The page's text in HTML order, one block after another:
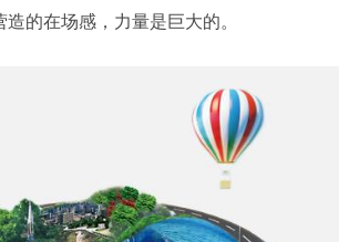
的在场感，力量是巨大的。